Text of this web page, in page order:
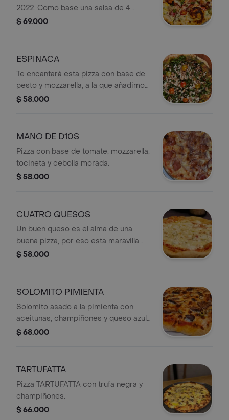
2022. Como base una salsa de 4
quesos y pesto, con queso mozzarella
picadillo de cebolla cilantro y limón
$ 69.000
ESPINACA
Te encantará esta pizza con base de
pesto y mozzarella, a la que añadimos
tomates cherry confitados, albahaca,
encontrarás en ningún otro lugar.
$ 58.000
MANO DE D10S
Pizza con base de tomate, mozzarella,
tocineta y cebolla morada.
$ 58.000
CUATRO QUESOS
Un buen queso es el alma de una
buena pizza, por eso esta maravilla
con cuatro variedades (mozzarella,
esta pizza es con tomate.
$ 58.000
SOLOMITO PIMIENTA
Solomito asado a la pimienta con
aceitunas, champiñones y queso azul
sobre base de pomodoro, parmesano
$ 68.000
TARTUFATTA
Pizza TARTUFATTA con trufa negra y
champiñones.
$ 66.000